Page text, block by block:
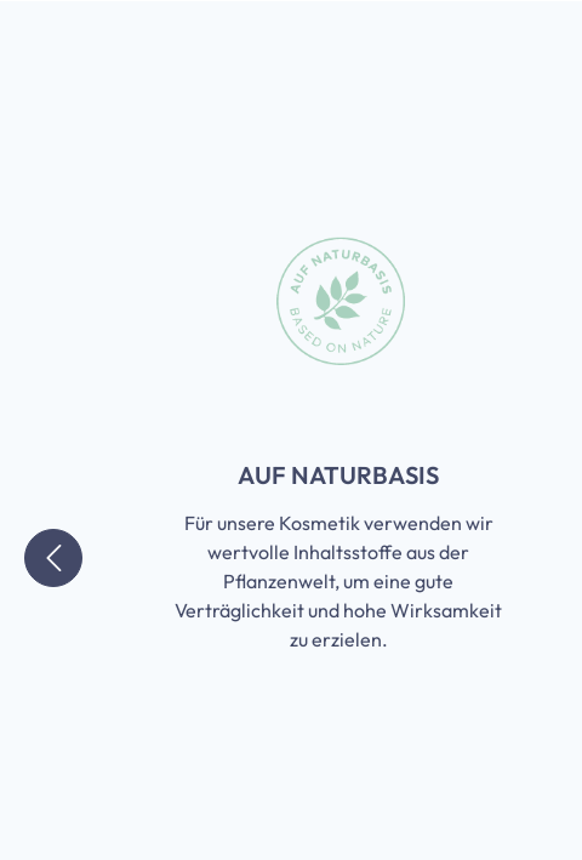
AUF NATURBASIS
Für unsere Kosmetik verwenden wir
wertvolle Inhaltsstoffe aus der
Pflanzenwelt, um eine gute
Verträglichkeit und hohe Wirksamkeit
zu erzielen.